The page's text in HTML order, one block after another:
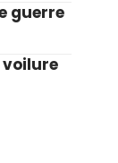
guerre
voilure